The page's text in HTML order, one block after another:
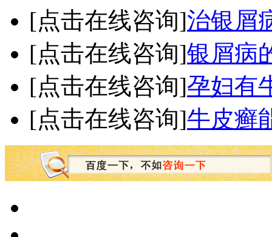
[点击在线咨询]治银屑
[点击在线咨询]银屑病
[点击在线咨询]孕妇有
[点击在线咨询]牛皮癣